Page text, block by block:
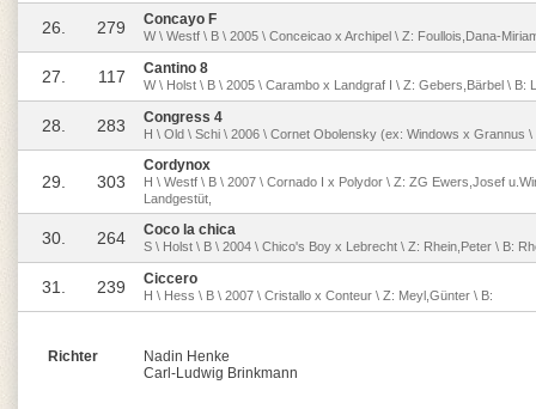
26. 279 Concayo F
W \ Westf \ B \ 2005 \ Conceicao x Archipel \ Z: Foullois,Dana-
27. 117 Cantino 8
W \ Holst \ B \ 2005 \ Carambo x Landgraf I \ Z: Gebers,Bärbel \ B:
28. 283 Congress 4
H \ Old \ Schi \ 2006 \ Cornet Obolensky (ex: Windows x Grannus \
29. 303
Cordynox
H \ Westf \ B \ 2007 \ Cornado I x Polydor \ Z: ZG Ewers,Josef
Landgestüt,
30. 264 Coco la chica
S \ Holst \ B \ 2004 \ Chico's Boy x Lebrecht \ Z: Rhein,Peter \ B:
31. 239 Ciccero
H \ Hess \ B \ 2007 \ Cristallo x Conteur \ Z: Meyl,Günter \ B:
Richter
Nadin Henke
Carl-Ludwig Brinkmann